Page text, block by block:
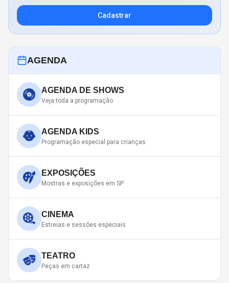
Cadastrar
AGENDA
AGENDA DE SHOWS
Veja toda a programação
AGENDA KIDS
Programação especial para crianças
EXPOSIÇÕES
Mostras e exposições em SP
CINEMA
Estreias e sessões especiais
TEATRO
Peças em cartaz